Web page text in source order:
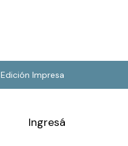
Edición Impresa
Ingresá